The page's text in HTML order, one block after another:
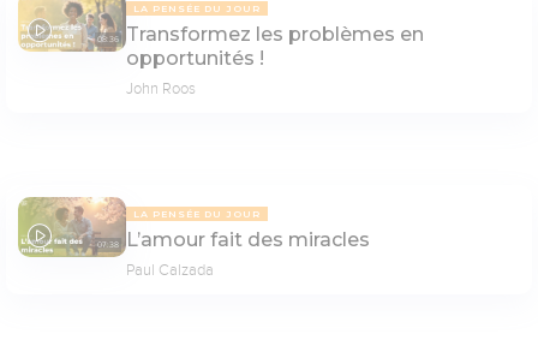
08:36
LA PENSÉE DU JOUR
Transformez les problèmes en
opportunités !
John Roos
07:38
LA PENSÉE DU JOUR
L’amour fait des miracles
Paul Calzada